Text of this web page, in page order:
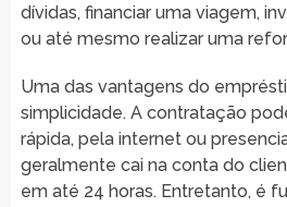
dívidas, financiar uma viagem,
ou até mesmo realizar uma
Uma das vantagens do
simplicidade. A contratação
rápida, pela internet ou
geralmente cai na conta do
em até 24 horas. Entretanto, é